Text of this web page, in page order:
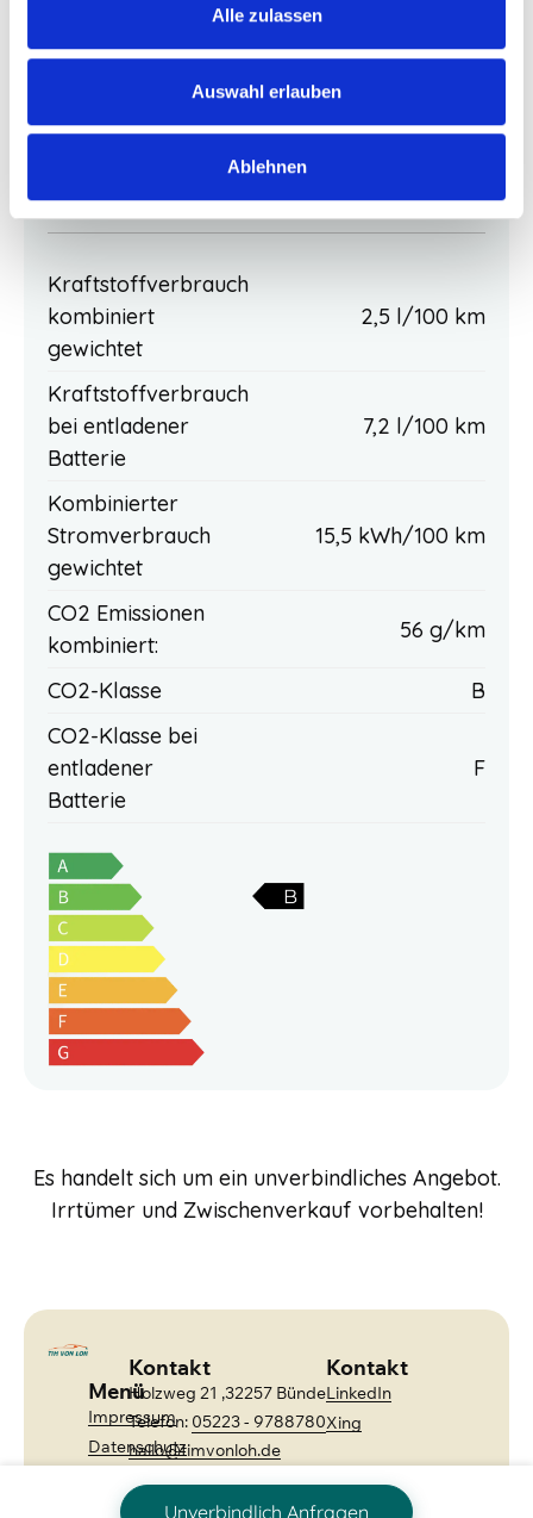
Alle zulassen
Auswahl erlauben
Ablehnen
Serienausstattung können Sie unter dem Button
Umweltangaben und
Verbrauch
Kraftstoffverbrauch
kombiniert
gewichtet
2,5 l/100 km
Kraftstoffverbrauch
bei entladener
Batterie
7,2 l/100 km
Kombinierter
Stromverbrauch
gewichtet
15,5 kWh/100 km
CO2 Emissionen
kombiniert:
56 g/km
CO2-Klasse
B
CO2-Klasse bei
entladener
Batterie
F
Unverbindlich Anfragen
Es handelt sich um ein unverbindliches Angebot.
Irrtümer und Zwischenverkauf vorbehalten!
Menü
Impressum
Datenschutz
Kontakt
Holzweg 21 ,32257 Bünde
Telefon: 05223 - 9788780
hallo@timvonloh.de
Kontakt
LinkedIn
Xing